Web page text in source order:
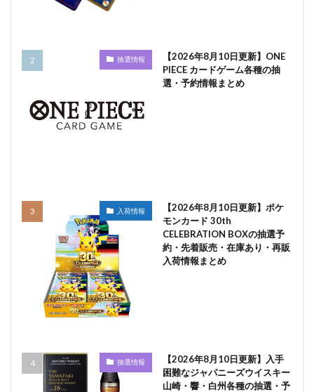
抽選情報
【2026年8月10日更新】ONE
PIECE カードゲーム各種の抽
選・予約情報まとめ
入荷情報
【2026年8月10日更新】ポケ
モンカード 30th
CELEBRATION BOXの抽選予
約・先着販売・在庫あり・再販
入荷情報まとめ
抽選情報
【2026年8月10日更新】入手
困難なジャパニーズウイスキー
山崎・響・白州各種の抽選・予